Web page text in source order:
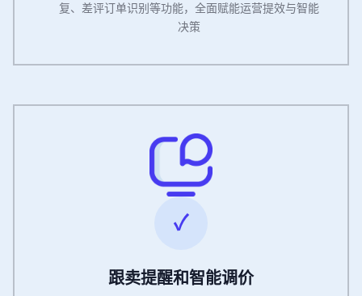
复、差评订单识别等功能，全面赋能运营提效与智能
决策
跟卖提醒和智能调价